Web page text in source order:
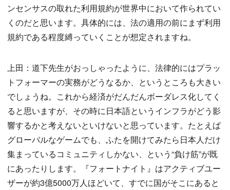
ンセンサスの取れた利用規約が世界中において作られてい
くのだと思います。具体的には、法の適用の前にまず利用
規約である程度縛っていくことが想定されますね。
上田：道下先生がおっしゃったように、法律的にはプラッ
トフォーマーの実務がどうなるか、というところも大きい
でしょうね。これから経済がだんだんボーダレス化してく
ると思いますが、その時に日本語というインフラがどう影
響するかと考えないといけないと思っています。たとえば
グローバルなゲームでも、ふたを開けてみたら日本人だけ
集まっているコミュニティしかない、という“負け筋”が既
にあったりします。『フォートナイト』はアクティブユー
ザーが約3億5000万人ほどいて、すでに国がそこにあると